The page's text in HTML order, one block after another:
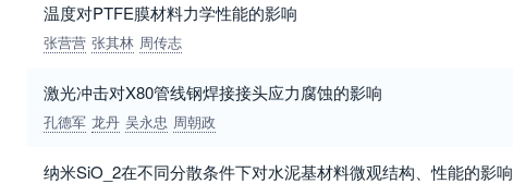
温度对PTFE膜材料力学性能的影响
张营营 张其林 周传志
激光冲击对X80管线钢焊接接头应力腐蚀的影响
孔德军 龙丹 吴永忠 周朝政
纳米SiO_2在不同分散条件下对水泥基材料微观结构、性能的影响